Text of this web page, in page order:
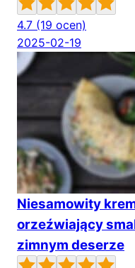
4.7 (19 ocen)
2025-02-19
Niesamowity
orzeźwiający
zimnym deserze